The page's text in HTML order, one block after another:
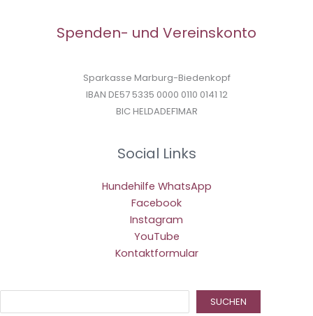
Spenden- und Vereinskonto
Sparkasse Marburg-Biedenkopf
IBAN DE57 5335 0000 0110 0141 12
BIC HELDADEF1MAR
Social Links
Hundehilfe WhatsApp
Facebook
Instagram
YouTube
Kontaktformular
SUCHEN